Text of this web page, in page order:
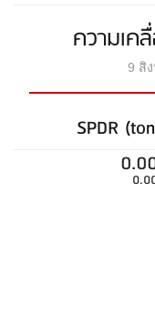
ความเค
9 สิ
SPDR